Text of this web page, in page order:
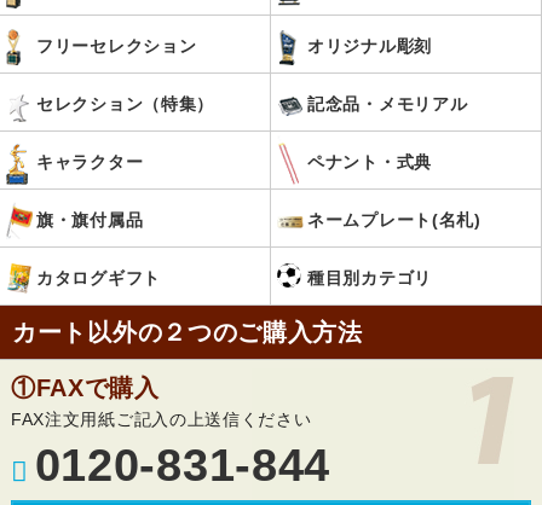
フリーセレクション オリジナル彫刻
セレクション（特集） 記念品・メモリアル
キャラクター ペナント・式典
旗・旗付属品 ネームプレート(名札)
カタログギフト 種目別カテゴリ
カート以外の２つのご購入方法
①FAXで購入
FAX注文用紙ご記入の上送信ください
0120-831-844